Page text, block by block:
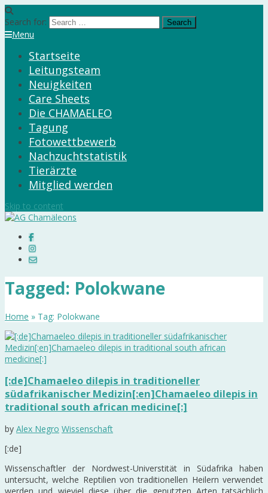
Search for:
Menu
Startseite
Leitungsteam
Neuigkeiten
Care Sheets
Die CHAMAELEO
Tagung
Fotowettbewerb
Nachzuchtstatistik
Tierärzte
Mitglied werden
Skip to content
Tagged: Polokwane
Home » Tag: Polokwane
[:de]Chamaeleo dilepis in traditioneller
südafrikanischer Medizin[:en]Chamaeleo dilepis in
traditional south african medicine[:]
by Alex Negro Wissenschaft
[:de]
Wissenschaftler der Nordwest-Universtität in Südafrika haben
untersucht, welche Reptilien von traditionellen Heilern verwendet